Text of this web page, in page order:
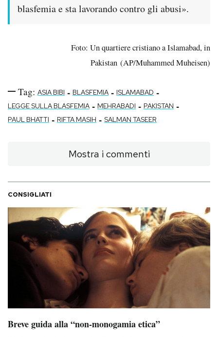
blasfemia e sta lavorando contro gli abusi».
Foto: Un quartiere cristiano a Islamabad, in
Pakistan (AP/Muhammed Muheisen)
Tag: ASIA BIBI - BLASFEMIA - ISLAMABAD -
LEGGE SULLA BLASFEMIA - MEHRABADI - PAKISTAN -
PAUL BHATTI - RIFTA MASIH - SALMAN TASEER
Mostra i commenti
CONSIGLIATI
Breve guida alla “non-monogamia etica”